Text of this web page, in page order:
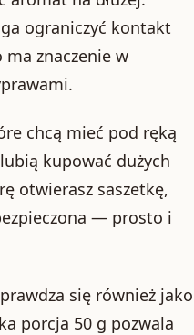
ograniczyć kontakt
znaczenie w
chcą mieć pod ręką
kupować dużych
otwierasz saszetkę,
— prosto i
się również jako
porcja 50 g pozwala